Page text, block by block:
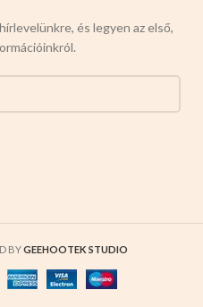
és legyen az első,
BYGEEHOOTEK STUDIO